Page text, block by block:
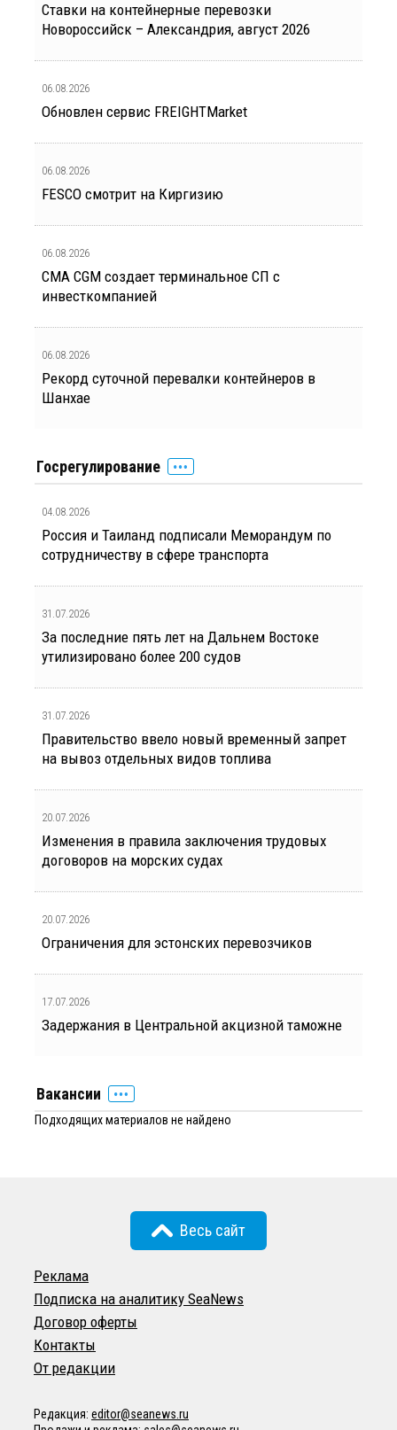
Ставки на контейнерные перевозки
Новороссийск – Александрия, август 2026
06.08.2026
Обновлен сервис FREIGHTMarket
06.08.2026
FESCO смотрит на Киргизию
06.08.2026
CMA CGM создает терминальное СП с
инвесткомпанией
06.08.2026
Рекорд суточной перевалки контейнеров в
Шанхае
Госрегулирование
04.08.2026
Россия и Таиланд подписали Меморандум по
сотрудничеству в сфере транспорта
31.07.2026
За последние пять лет на Дальнем Востоке
утилизировано более 200 судов
31.07.2026
Правительство ввело новый временный запрет
на вывоз отдельных видов топлива
20.07.2026
Изменения в правила заключения трудовых
договоров на морских судах
20.07.2026
Ограничения для эстонских перевозчиков
17.07.2026
Задержания в Центральной акцизной таможне
Вакансии
Подходящих материалов не найдено
Весь сайт
Реклама
Подписка на аналитику SeaNews
Договор оферты
Контакты
От редакции
Редакция: editor@seanews.ru